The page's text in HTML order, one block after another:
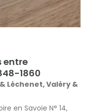
entre
1860
Léchenet, Valéry &
en Savoie N° 14,